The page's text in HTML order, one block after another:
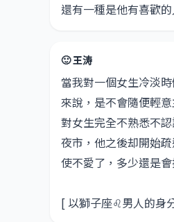
還有一種是他有喜歡
🙂 王涛
當我對一個女生冷淡
來說，是不會隨便輕
對女生完全不熟悉不
夜市，他之後却開始
使不愛了，多少還是
[ 以獅子座♌男人的身